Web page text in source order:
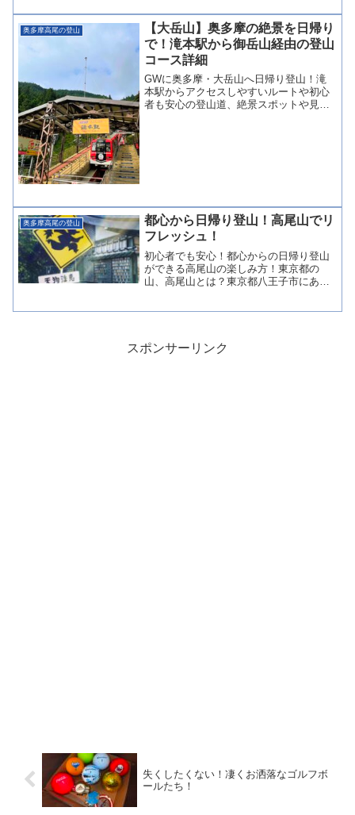
色々調べてみましたので、実際の山行含
め皆様にお伝え...
奥多摩高尾の登山
【大岳山】奥多摩の絶景を日帰り
で！滝本駅から御岳山経由の登山
コース詳細
GWに奥多摩・大岳山へ日帰り登山！滝
本駅からアクセスしやすいルートや初心
者も安心の登山道、絶景スポットや見ど
奥多摩高尾の登山
都心から日帰り登山！高尾山でリ
フレッシュ！
初心者でも安心！都心からの日帰り登山
ができる高尾山の楽しみ方！東京都の
山、高尾山とは？東京都八王子市にある
スポンサーリンク
失くしたくない！凄くお洒落なゴルフボ
ールたち！